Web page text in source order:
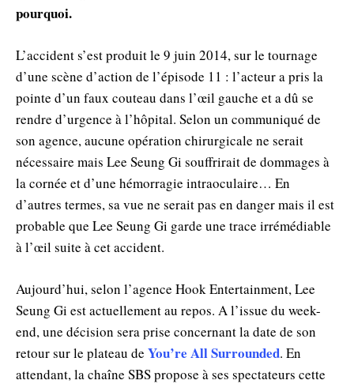
pourquoi.
L’accident s’est produit le 9 juin 2014, sur le tournage
d’une scène d’action de l’épisode 11 : l’acteur a pris la
pointe d’un faux couteau dans l’œil gauche et a dû se
rendre d’urgence à l’hôpital. Selon un communiqué de
son agence, aucune opération chirurgicale ne serait
nécessaire mais Lee Seung Gi souffrirait de dommages à
la cornée et d’une hémorragie intraoculaire… En
d’autres termes, sa vue ne serait pas en danger mais il est
probable que Lee Seung Gi garde une trace irrémédiable
à l’œil suite à cet accident.
Aujourd’hui, selon l’agence Hook Entertainment, Lee
Seung Gi est actuellement au repos. A l’issue du week-
end, une décision sera prise concernant la date de son
retour sur le plateau de You’re All Surrounded. En
attendant, la chaîne SBS propose à ses spectateurs cette